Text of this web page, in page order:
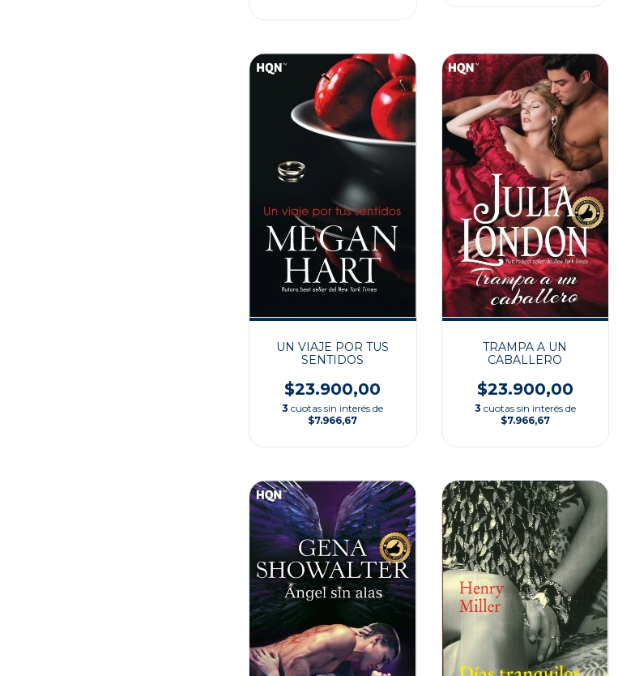
UN VIAJE POR TUS
SENTIDOS
$23.900,00
3 cuotas sin interés de
$7.966,67
TRAMPA A UN
CABALLERO
$23.900,00
3 cuotas sin interés de
$7.966,67